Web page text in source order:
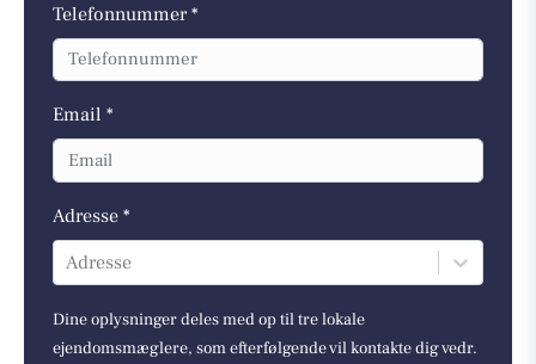
Telefonnummer *
Email *
Adresse *
Adresse
Dine oplysninger deles med op til tre lokale
ejendomsmæglere, som efterfølgende vil kontakte dig vedr.